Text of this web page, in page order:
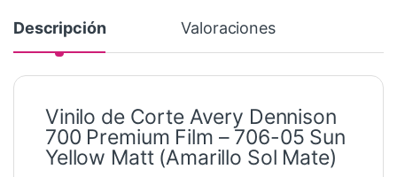
Descripción Valoraciones
Vinilo de Corte Avery Dennison
700 Premium Film – 706-05 Sun
Yellow Matt (Amarillo Sol Mate)